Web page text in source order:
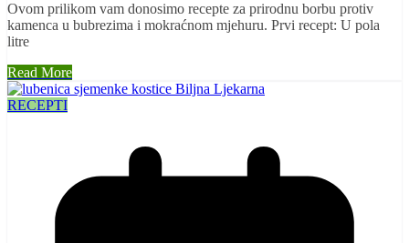
Ovom prilikom vam donosimo recepte za prirodnu borbu protiv
kamenca u bubrezima i mokraćnom mjehuru. Prvi recept: U pola
litre
Read More
RECEPTI